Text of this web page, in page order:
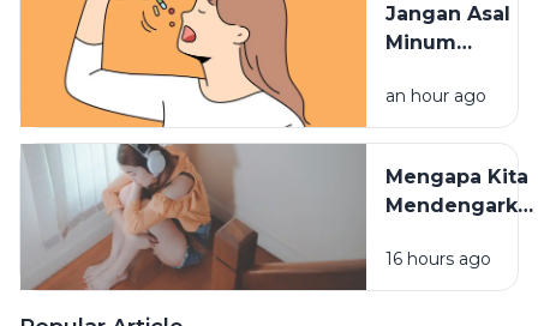
Maksimal
Jangan Asal
Minum
Waktu
Konsumsinya
Berpengaruh
an hour ago
Mengapa Kita
Saat Hati
Sedang
16 hours ago